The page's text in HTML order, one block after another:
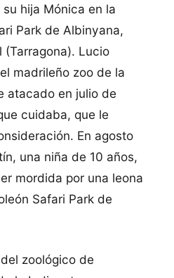
hija Mónica en la
Park de Albinyana,
(Tarragona). Lucio
madrileño zoo de la
atacado en julio de
cuidaba, que le
En agosto
una niña de 10 años,
mordida por una leona
Safari Park de
zoológico de